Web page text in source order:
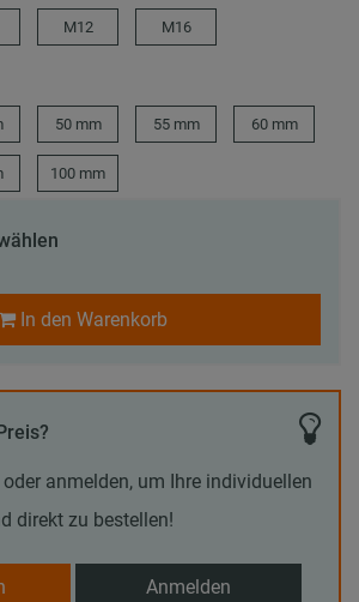
M12 M16
50 mm 55 mm 60 mm
100 mm
In den Warenkorb
anmelden, um Ihre individuellen
direkt zu bestellen!
Anmelden